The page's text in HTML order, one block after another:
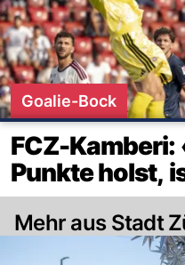
Goalie-Bock
FCZ-Kamberi:
Punkte holst,
Mehr aus Stadt